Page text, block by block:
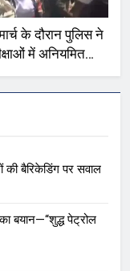
के दौरान पुलिस ने
में अनियमितता
की बैरिकेडिंग पर सवाल
बयान—“शुद्ध पेट्रोल